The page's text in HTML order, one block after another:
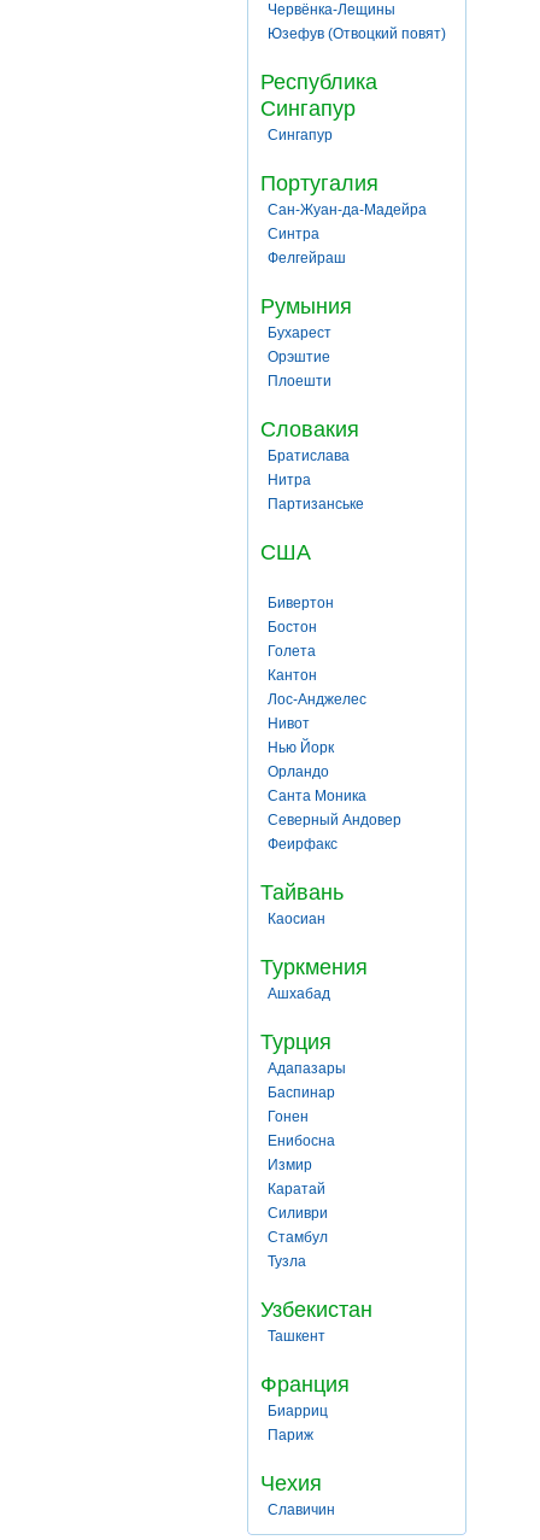
Червёнка-Лещины
Юзефув (Отвоцкий повят)
Республика
Сингапур
Сингапур
Португалия
Сан-Жуан-да-Мадейра
Синтра
Фелгейраш
Румыния
Бухарест
Орэштие
Плоешти
Словакия
Братислава
Нитра
Партизанське
США
Бивертон
Бостон
Голета
Кантон
Лос-Анджелес
Нивот
Нью Йорк
Орландо
Санта Моника
Северный Андовер
Феирфакс
Тайвань
Каосиан
Туркмения
Ашхабад
Турция
Адапазары
Баспинар
Гонен
Енибосна
Измир
Каратай
Силиври
Стамбул
Тузла
Узбекистан
Ташкент
Франция
Биарриц
Париж
Чехия
Славичин